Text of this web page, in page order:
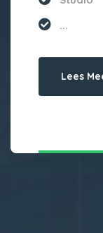
...
Lees